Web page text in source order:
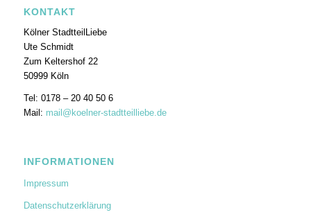
KONTAKT
Kölner StadtteilLiebe
Ute Schmidt
Zum Keltershof 22
50999 Köln
Tel: 0178 – 20 40 50 6
Mail: mail@koelner-stadtteilliebe.de
INFORMATIONEN
Impressum
Datenschutzerklärung